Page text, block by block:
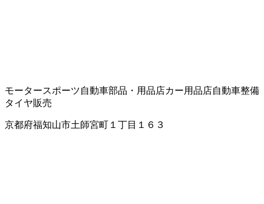
モータースポーツ自動車部品・用品店カー用品店自動車整備
タイヤ販売
京都府福知山市土師宮町１丁目１６３